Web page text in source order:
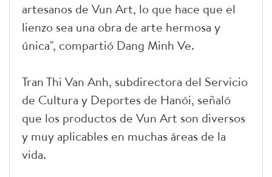
artesanos de Vun Art, lo que hace que el
lienzo sea una obra de arte hermosa y
única", compartió Dang Minh Ve.
Tran Thi Van Anh, subdirectora del Servicio
de Cultura y Deportes de Hanói, señaló
que los productos de Vun Art son diversos
y muy aplicables en muchas áreas de la
vida.